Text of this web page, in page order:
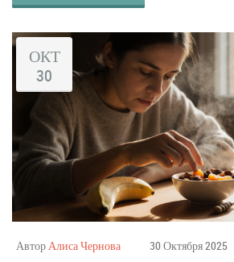
ОКТ
30
АвторАлиса Чернова 30 Октября 2025